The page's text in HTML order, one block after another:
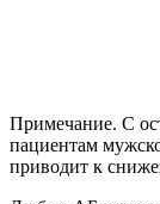
Примечание. С
пациентам
приводит к